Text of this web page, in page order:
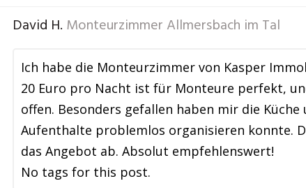
David H. Monteurzimmer Allmersbach im Tal
Ich habe die Monteurzimmer von Kasper
20 Euro pro Nacht ist für Monteure perfekt,
offen. Besonders gefallen haben mir die
Aufenthalte problemlos organisieren konnte.
das Angebot ab. Absolut empfehlenswert!
No tags for this post.